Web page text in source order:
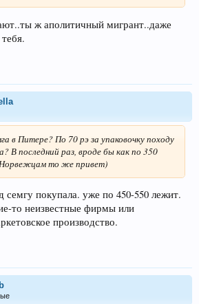
ж аполитичный мигрант..даже
в Питере? По 70 рэ за упаковочку походу
В последний раз, вроде бы как по 350
Норвежцам то же привет)
семгу покупала. уже по 450-550 лежит.
то неизвестные фирмы или
производство.